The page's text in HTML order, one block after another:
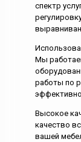
спектр
Мы
работы по
эффективно.
Высокое
качество
вашей